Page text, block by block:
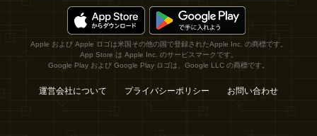
Apple および Apple ロゴは米国その他の国で登録されたApple Inc. の商標です。
App Store は Apple Inc. のサービスマークです。
Google Play および Google Play ロゴは、Google LLC の商標です。
運営会社について プライバシーポリシー お問い合わせ